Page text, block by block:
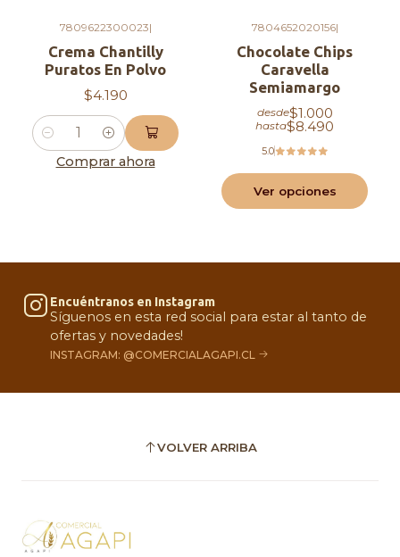
7809622300023|
Crema Chantilly
Puratos En Polvo
$4.190
Cantidad
Comprar ahora
7804652020156|
Chocolate Chips
Caravella
Semiamargo
desde$1.000
hasta$8.490
5.0
Ver opciones
Encuéntranos en Instagram
Síguenos en esta red social para estar al tanto de
ofertas y novedades!
INSTAGRAM: @COMERCIALAGAPI.CL
VOLVER ARRIBA